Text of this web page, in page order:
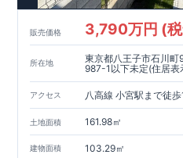
販売価格 3,790万円 (
所在地
東京都八王子市石川
987-1以下未定(住居表
アクセス 八高線 小宮駅まで徒
土地面積 161.98㎡
建物面積 103.29㎡